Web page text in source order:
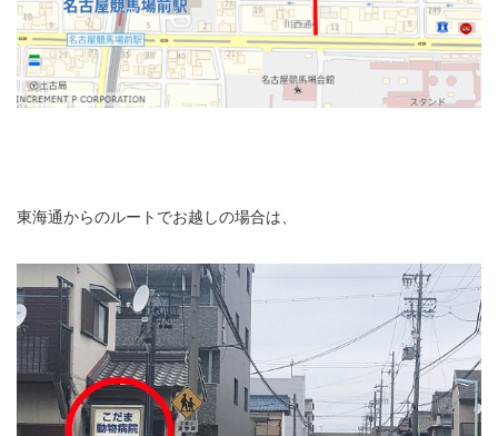
東海通からのルートでお越しの場合は、